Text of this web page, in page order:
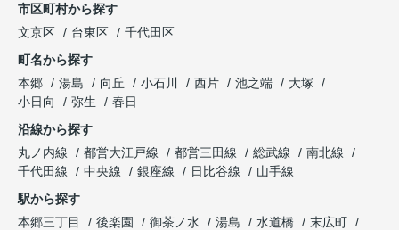
市区町村から探す
文京区
台東区
千代田区
町名から探す
本郷
湯島 向丘 小石川 西片 池之端
大塚
小日向
弥生
春日
沿線から探す
丸ノ内線
都営大江戸線 都営三田線 総武線
南北線
千代田線
中央線 銀座線 日比谷線
山手線
駅から探す
本郷三丁目
後楽園 御茶ノ水 湯島 水道橋
末広町